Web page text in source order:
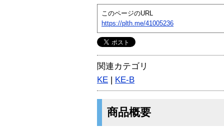
このページのURL
https://plth.me/41005236
関連カテゴリ
KE | KE-B
商品概要